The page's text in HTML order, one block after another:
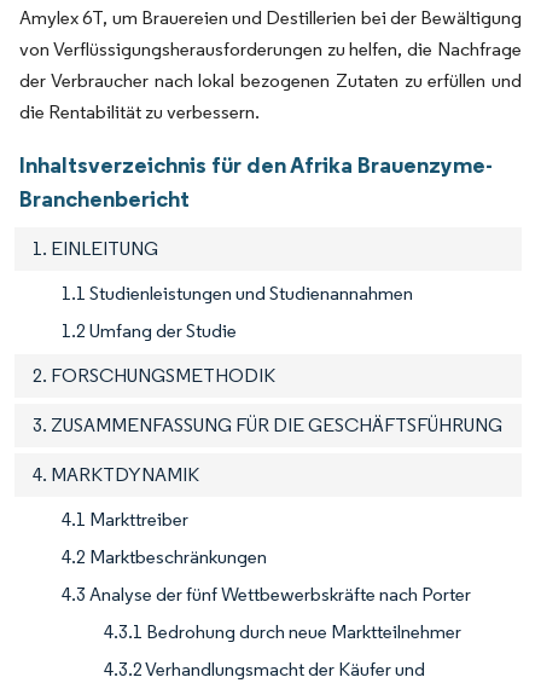
Amylex 6T, um Brauereien und Destillerien bei der Bewältigung
von Verflüssigungsherausforderungen zu helfen, die Nachfrage
der Verbraucher nach lokal bezogenen Zutaten zu erfüllen und
die Rentabilität zu verbessern.
Inhaltsverzeichnis für den Afrika Brauenzyme-
Branchenbericht
1. EINLEITUNG
1.1 Studienleistungen und Studienannahmen
1.2 Umfang der Studie
2. FORSCHUNGSMETHODIK
3. ZUSAMMENFASSUNG FÜR DIE GESCHÄFTSFÜHRUNG
4. MARKTDYNAMIK
4.1 Markttreiber
4.2 Marktbeschränkungen
4.3 Analyse der fünf Wettbewerbskräfte nach Porter
4.3.1 Bedrohung durch neue Marktteilnehmer
4.3.2 Verhandlungsmacht der Käufer und